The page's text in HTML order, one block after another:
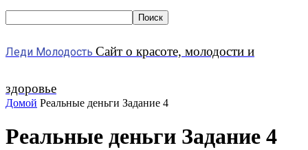
Леди Молодость Сайт о красоте, молодости и
здоровье
Домой Реальные деньги Задание 4
Реальные деньги Задание 4